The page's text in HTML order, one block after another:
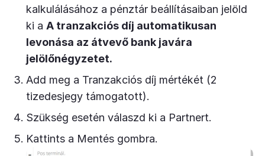
kalkulálásához a pénztár beállításaiban jelöld
ki a A tranzakciós díj automatikusan
levonása az átvevő bank javára
jelölőnégyzetet.
Add meg a Tranzakciós díj mértékét (2
tizedesjegy támogatott).
Szükség esetén válaszd ki a Partnert.
Kattints a Mentés gombra.